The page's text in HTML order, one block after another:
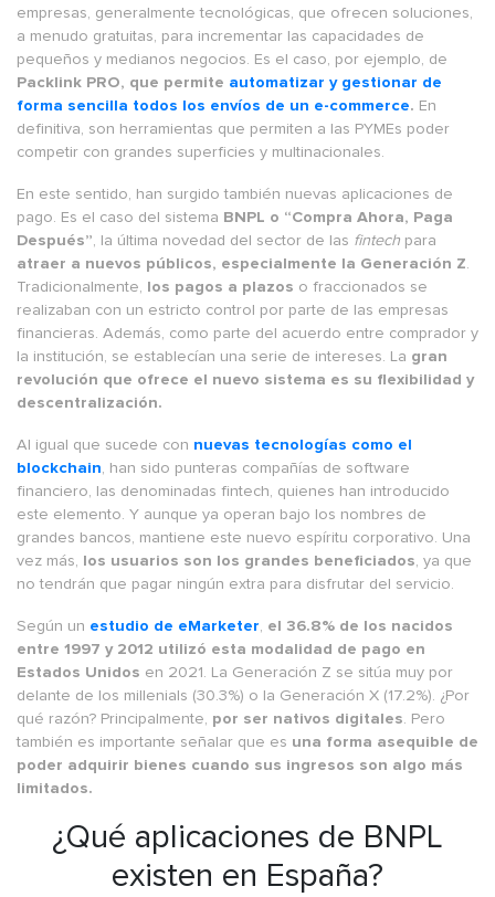
empresas, generalmente tecnológicas, que ofrecen soluciones,
a menudo gratuitas, para incrementar las capacidades de
pequeños y medianos negocios. Es el caso, por ejemplo, de
Packlink PRO, que permite automatizar y gestionar de
forma sencilla todos los envíos de un e-commerce. En
definitiva, son herramientas que permiten a las PYMEs poder
competir con grandes superficies y multinacionales.
En este sentido, han surgido también nuevas aplicaciones de
pago. Es el caso del sistema BNPL o “Compra Ahora, Paga
Después”, la última novedad del sector de las fintech para
atraer a nuevos públicos, especialmente la Generación Z.
Tradicionalmente, los pagos a plazos o fraccionados se
realizaban con un estricto control por parte de las empresas
financieras. Además, como parte del acuerdo entre comprador y
la institución, se establecían una serie de intereses. La gran
revolución que ofrece el nuevo sistema es su flexibilidad y
descentralización.
Al igual que sucede con nuevas tecnologías como el
blockchain, han sido punteras compañías de software
financiero, las denominadas fintech, quienes han introducido
este elemento. Y aunque ya operan bajo los nombres de
grandes bancos, mantiene este nuevo espíritu corporativo. Una
vez más, los usuarios son los grandes beneficiados, ya que
no tendrán que pagar ningún extra para disfrutar del servicio.
Según un estudio de eMarketer, el 36.8% de los nacidos
entre 1997 y 2012 utilizó esta modalidad de pago en
Estados Unidos en 2021. La Generación Z se sitúa muy por
delante de los millenials (30.3%) o la Generación X (17.2%). ¿Por
qué razón? Principalmente, por ser nativos digitales. Pero
también es importante señalar que es una forma asequible de
poder adquirir bienes cuando sus ingresos son algo más
limitados.
¿Qué aplicaciones de BNPL
existen en España?